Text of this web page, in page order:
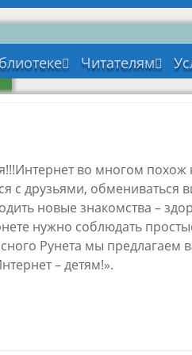
и
партнеры
Читателям
Режим работы
выставки
во многом
с друзьями, обмениваться
новые знакомства –
нужно соблюдать
Рунета мы предлагаем
– детям!».